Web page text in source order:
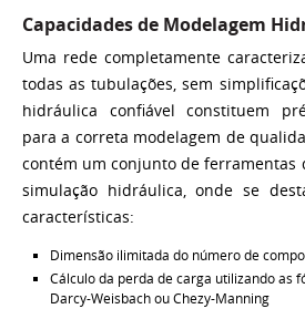
Capacidades de Modelagem
Uma rede completamente
todas as tubulações, sem
hidráulica confiável constituem
para a correta modelagem de
contém um conjunto de ferramentas
simulação hidráulica, onde se
características:
Dimensão ilimitada do número de
Cálculo da perda de carga utilizando as
Darcy-Weisbach ou Chezy-Manning